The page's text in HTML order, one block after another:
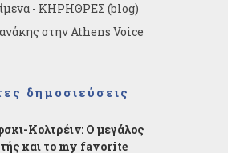
- ΚΗΡΗΘΡΕΣ (blog)
στην Athens Voice
δημοσιεύσεις
Κολτρέιν: Ο μεγάλος
και το my favorite